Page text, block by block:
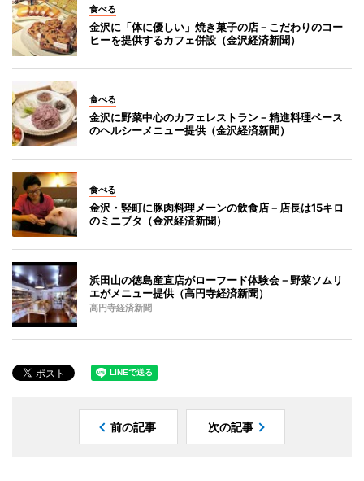
食べる
金沢に「体に優しい」焼き菓子の店－こだわりのコー
ヒーを提供するカフェ併設（金沢経済新聞）
食べる
金沢に野菜中心のカフェレストラン－精進料理ベース
のヘルシーメニュー提供（金沢経済新聞）
食べる
金沢・竪町に豚肉料理メーンの飲食店－店長は15キロ
のミニブタ（金沢経済新聞）
浜田山の徳島産直店がローフード体験会－野菜ソムリ
エがメニュー提供（高円寺経済新聞）
高円寺経済新聞
前の記事 次の記事